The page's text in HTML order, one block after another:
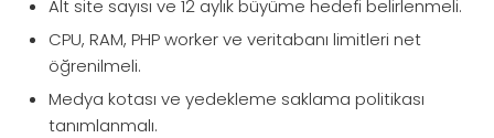
Alt site sayısı ve 12 aylık büyüme hedefi belirlenmeli.
CPU, RAM, PHP worker ve veritabanı limitleri net
öğrenilmeli.
Medya kotası ve yedekleme saklama politikası
tanımlanmalı.